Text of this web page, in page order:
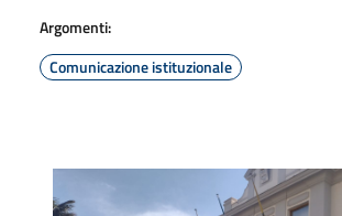
Argomenti:
Comunicazione istituzionale